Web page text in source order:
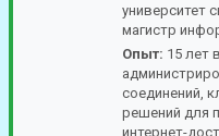
университет
магистр
Опыт: 15 лет
соединений,
решений для
интернет-